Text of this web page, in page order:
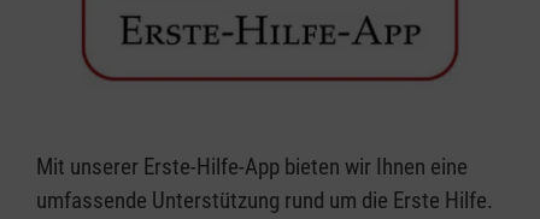
Mit unserer Erste-Hilfe-App bieten wir Ihnen eine
umfassende Unterstützung rund um die Erste Hilfe.